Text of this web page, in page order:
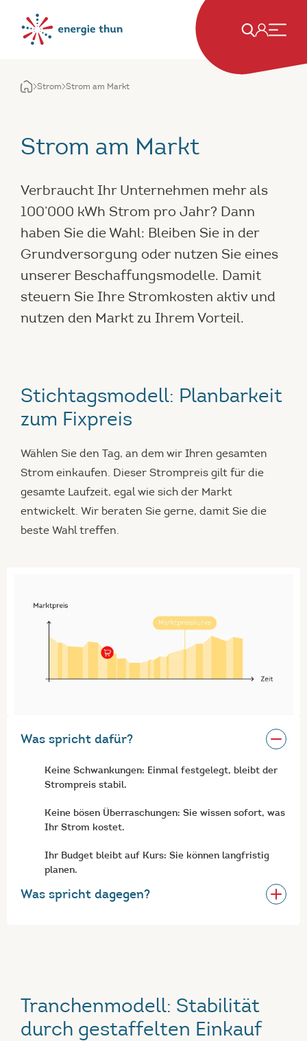
Strom Strom am Markt
Strom am Markt
Verbraucht Ihr Unternehmen mehr als
100’000 kWh Strom pro Jahr? Dann
haben Sie die Wahl: Bleiben Sie in der
Grundversorgung oder nutzen Sie eines
unserer Beschaffungsmodelle. Damit
steuern Sie Ihre Stromkosten aktiv und
nutzen den Markt zu Ihrem Vorteil.
Stichtagsmodell: Planbarkeit
zum Fixpreis
Wählen Sie den Tag, an dem wir Ihren gesamten
Strom einkaufen. Dieser Strompreis gilt für die
gesamte Laufzeit, egal wie sich der Markt
entwickelt. Wir beraten Sie gerne, damit Sie die
beste Wahl treffen.
Was spricht dafür?
Keine Schwankungen: Einmal festgelegt, bleibt der
Strompreis stabil.
Keine bösen Überraschungen: Sie wissen sofort, was
Ihr Strom kostet.
Ihr Budget bleibt auf Kurs: Sie können langfristig
planen.
Was spricht dagegen?
Tranchenmodell: Stabilität
durch gestaffelten Einkauf